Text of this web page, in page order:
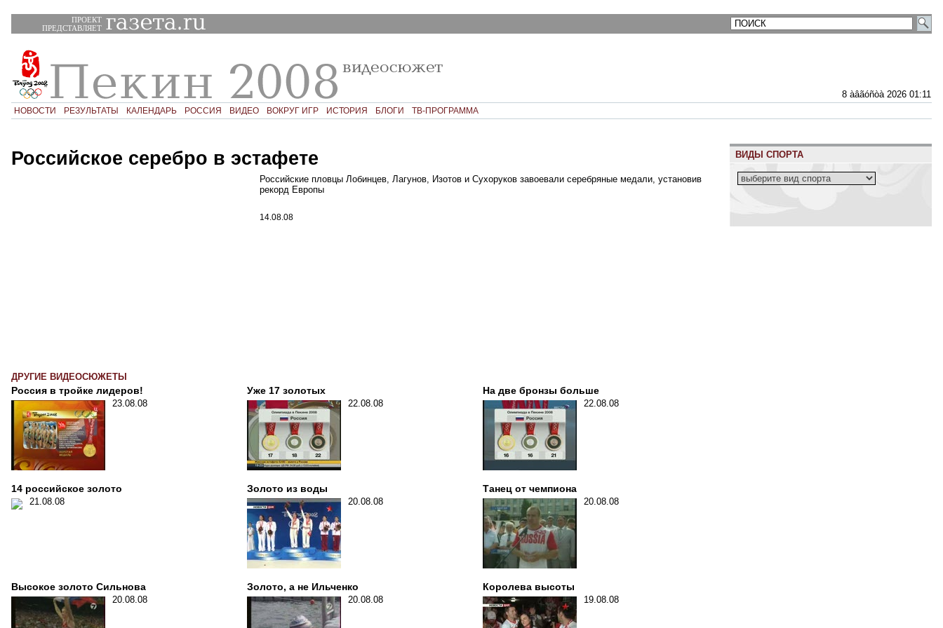
ПРОЕКТ
ПРЕДСТАВЛЯЕТ
8 àâãóñòà 2026 01:11
НОВОСТИ РЕЗУЛЬТАТЫ КАЛЕНДАРЬ РОССИЯ ВИДЕО ВОКРУГ ИГР ИСТОРИЯ БЛОГИ ТВ-ПРОГРАММА
Российское серебро в эстафете
Российские пловцы Лобинцев, Лагунов, Изотов и Сухоруков завоевали серебряные медали, установив
рекорд Европы
14.08.08
ДРУГИЕ ВИДЕОСЮЖЕТЫ
Россия в тройке лидеров!
Уже 17 золотых
На две бронзы больше
23.08.08
22.08.08 22.08.08
14 российское золото Золото из воды
Танец от чемпиона
21.08.08
20.08.08 20.08.08
Высокое золото Сильнова Золото, а не Ильченко
Королева высоты
20.08.08
20.08.08 19.08.08
ВИДЫ СПОРТА